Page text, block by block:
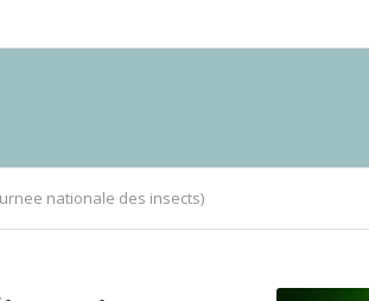
nationale des insects)